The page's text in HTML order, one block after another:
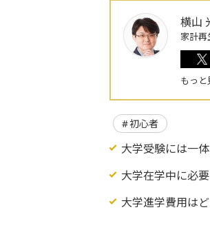
横山
家計再
もっと
初心者
大学受験には一
大学在学中に必
大学進学費用は